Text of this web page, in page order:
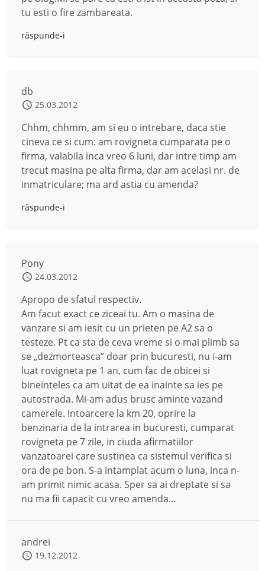
tu esti o fire zambareata.
răspunde-i
db
25.03.2012
Chhm, chhmm, am si eu o intrebare, daca stie
cineva ce si cum: am rovigneta cumparata pe o
firma, valabila inca vreo 6 luni, dar intre timp am
trecut masina pe alta firma, dar am acelasi nr. de
inmatriculare; ma ard astia cu amenda?
răspunde-i
Pony
24.03.2012
Apropo de sfatul respectiv.
Am facut exact ce ziceai tu. Am o masina de
vanzare si am iesit cu un prieten pe A2 sa o
testeze. Pt ca sta de ceva vreme si o mai plimb sa
se „dezmorteasca” doar prin bucuresti, nu i-am
luat rovigneta pe 1 an, cum fac de obicei si
bineinteles ca am uitat de ea inainte sa ies pe
autostrada. Mi-am adus brusc aminte vazand
camerele. Intoarcere la km 20, oprire la
benzinaria de la intrarea in bucuresti, cumparat
rovigneta pe 7 zile, in ciuda afirmatiilor
vanzatoarei care sustinea ca sistemul verifica si
ora de pe bon. S-a intamplat acum o luna, inca n-
am primit nimic acasa. Sper sa ai dreptate si sa
nu ma fii capacit cu vreo amenda…
andrei
19.12.2012